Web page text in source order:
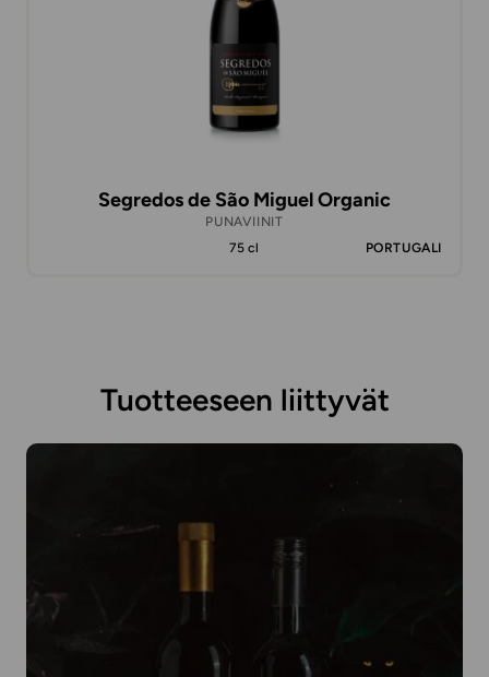
Segredos de São Miguel Organic
PUNAVIINIT
75 cl
PORTUGALI
Tuotteeseen liittyvät